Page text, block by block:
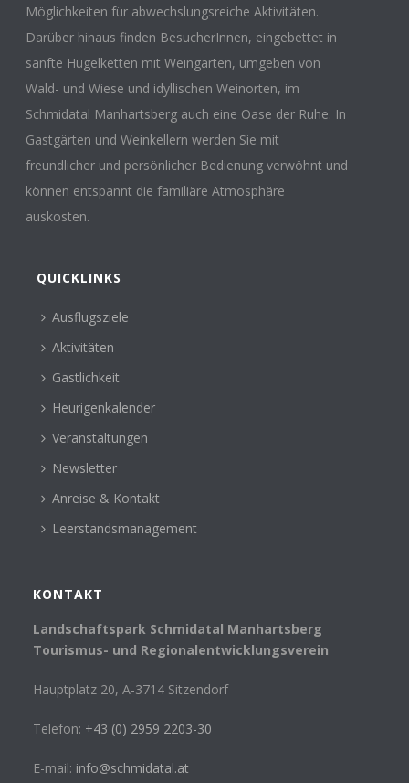
Möglichkeiten für abwechslungsreiche Aktivitäten.
Darüber hinaus finden BesucherInnen, eingebettet in
sanfte Hügelketten mit Weingärten, umgeben von
Wald- und Wiese und idyllischen Weinorten, im
Schmidatal Manhartsberg auch eine Oase der Ruhe. In
Gastgärten und Weinkellern werden Sie mit
freundlicher und persönlicher Bedienung verwöhnt und
können entspannt die familiäre Atmosphäre
auskosten.
QUICKLINKS
Ausflugsziele
Aktivitäten
Gastlichkeit
Heurigenkalender
Veranstaltungen
Newsletter
Anreise & Kontakt
Leerstandsmanagement
KONTAKT
Landschaftspark Schmidatal Manhartsberg
Tourismus- und Regionalentwicklungsverein
Hauptplatz 20, A-3714 Sitzendorf
Telefon: +43 (0) 2959 2203-30
E-mail: info@schmidatal.at